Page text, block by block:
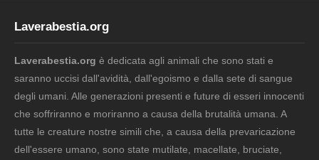
Laverabestia.org
Laverabestia.org è dedicata agli animali che sono stati e
saranno uccisi dall'avidità, dall'egoismo e dalla sete di sangue
degli umani. Alle generazioni presenti e future di esseri innocenti
che soffriranno e moriranno a causa della brutalità umana. A
tutte le creature nostre simili che, a causa della prevaricazione
dell'essere umano, sono state mutilate, macellate, bruciate,